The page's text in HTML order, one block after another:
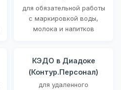
для обязательной работы
с маркировкой воды,
молока и напитков
КЭДО в Диадоке
(Контур.Персонал)
для удаленного